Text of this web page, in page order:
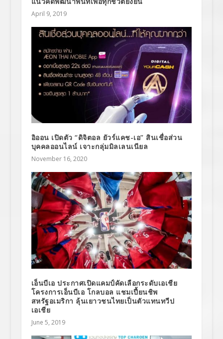
April 9, 2019
อิออน เปิดตัว “ดิจิตอล ยัวร์แคช-เอ” สินเชื่อส่วน
บุคคลออนไลน์ เจาะกลุ่มมิลเลนเนียล
November 16, 2020
เอ็นบีเอ ประกาศเปิดแคมป์คัดเลือกระดับเอเชีย
โครงการเอ็นบีเอ โกลบอล แชมเปี้ยนชิพ
สหรัฐอเมริกา ลุ้นเยาวชนไทยเป็นตัวแทนทวีป
เอเชีย
June 5, 2019